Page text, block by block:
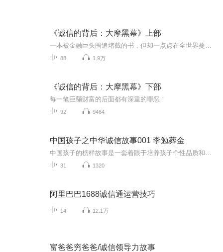
《诚信的背后：大摩黑幕》上部
88 1.9万
《诚信的背后：大摩黑幕》下部
每一笔巨额财富的后面都有深重的罪恶！
92 9464
中国孩子之中华诚信故事001 李勉葬金
31 1320
阿里巴巴1688诚信通运营技巧
14 12.1万
富爸爸穷爸爸/诚信领导力故事